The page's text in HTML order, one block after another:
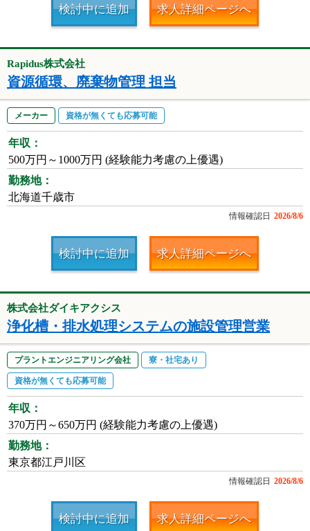
検討中に追加 求人詳細ページへ
Rapidus株式会社
資源循環、廃棄物管理 担当
メーカー 資格が無くても応募可能
年収：
500万円～1000万円 (経験能力考慮の上優遇)
勤務地：
北海道千歳市
情報確認日 2026/8/6
検討中に追加 求人詳細ページへ
株式会社ダイキアクシス
浄化槽・排水処理システムの施設管理営業
プラントエンジニアリング会社 寮・社宅あり
資格が無くても応募可能
年収：
370万円～650万円 (経験能力考慮の上優遇)
勤務地：
東京都江戸川区
情報確認日 2026/8/6
検討中に追加 求人詳細ページへ